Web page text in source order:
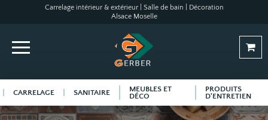
Carrelage intérieur & extérieur | Salle de bain | Décoration
Alsace Moselle
CARRELAGE SANITAIRE
MEUBLES ET
DÉCO
PRODUITS
D'ENTRETIEN